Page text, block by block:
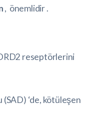
, önemlidir .
DRD2 reseptörlerini
‘de, kötüleşen